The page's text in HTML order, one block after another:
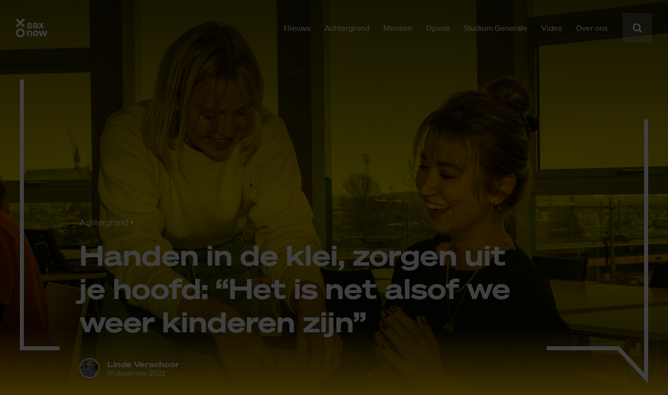
Nieuws Achtergrond Mensen Opinie Studium Generale Video Over ons
Achtergrond
Han­den in de klei, zor­gen uit
je hoofd: “Het is net als­of we
weer kin­de­ren zijn”
Linde Verschoor
01 december 2022